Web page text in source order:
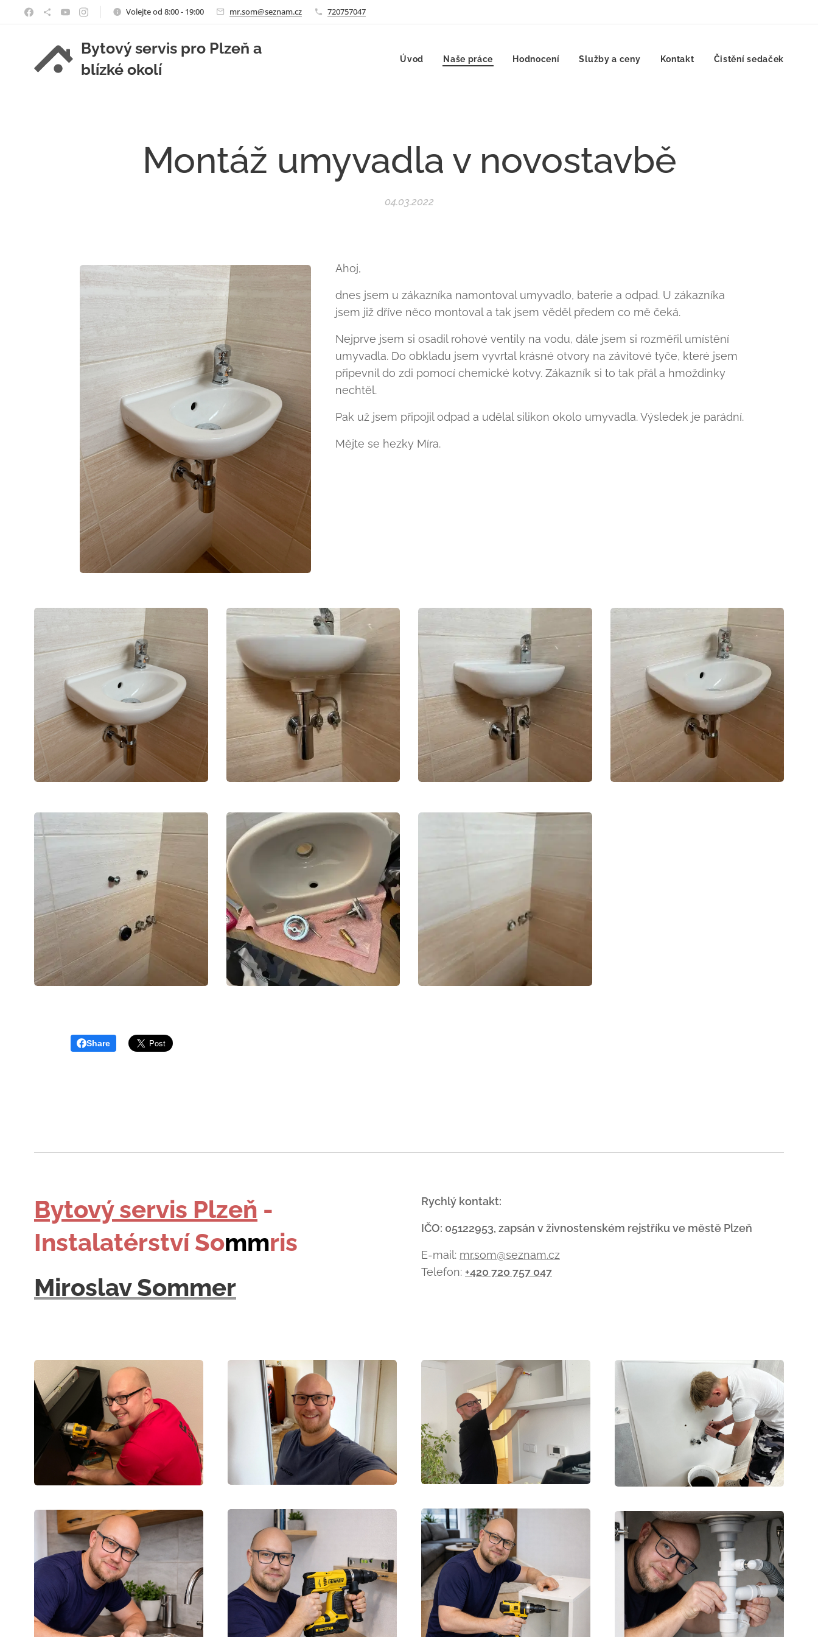
Volejte od 8:00 - 19:00 mr.som@seznam.cz 720757047
Bytový servis pro Plzeň a
blízké okolí
Úvod Naše práce Hodnocení Služby a ceny Kontakt Čistění sedaček
Montáž umyvadla v novostavbě
04.03.2022
Ahoj,
dnes jsem u zákazníka namontoval umyvadlo, baterie a odpad. U zákazníka
jsem již dříve něco montoval a tak jsem věděl předem co mě čeká.
Nejprve jsem si osadil rohové ventily na vodu, dále jsem si rozměřil umístění
umyvadla. Do obkladu jsem vyvrtal krásné otvory na závitové tyče, které jsem
připevnil do zdi pomocí chemické kotvy. Zákazník si to tak přál a hmoždinky
nechtěl.
Pak už jsem připojil odpad a udělal silikon okolo umyvadla. Výsledek je parádní.
Mějte se hezky Míra.
Share
Bytový servis Plzeň -
Instalatérství Sommris
Miroslav Sommer
Rychlý kontakt:
IČO: 05122953, zapsán v živnostenském rejstříku ve městě Plzeň
E-mail: mr.som@seznam.cz
Telefon: +420 720 757 047